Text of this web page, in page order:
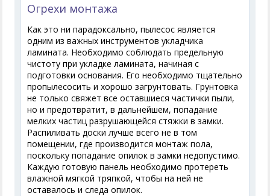
Огрехи монтажа
Как это ни парадоксально, пылесос является
одним из важных инструментов укладчика
ламината. Необходимо соблюдать предельную
чистоту при укладке ламината, начиная с
подготовки основания. Его необходимо тщательно
пропылесосить и хорошо загрунтовать. Грунтовка
не только свяжет все оставшиеся частички пыли,
но и предотвратит, в дальнейшем, попадание
мелких частиц разрушающейся стяжки в замки.
Распиливать доски лучше всего не в том
помещении, где производится монтаж пола,
поскольку попадание опилок в замки недопустимо.
Каждую готовую панель необходимо протереть
влажной мягкой тряпкой, чтобы на ней не
оставалось и следа опилок.